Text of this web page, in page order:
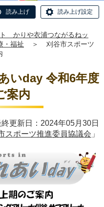
読み上げ 読み上げ設定
かりや衣浦つながるねッ
・福祉 ＞
刈谷市スポーツ
いday 令和6年度
案内
更新日：2024年05月30日
スポーツ推進委員協議会 」